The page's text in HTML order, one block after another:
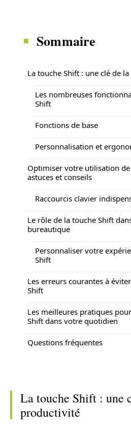
Sommaire
La touche Shift : une clé de
Les nombreuses
Shift
Fonctions de base
Personnalisation et
Optimiser votre utilisation
astuces et conseils
Raccourcis clavier
Le rôle de la touche Shift
bureautique
Personnaliser votre
Shift
Les erreurs courantes à
Shift
Les meilleures pratiques
Shift dans votre quotidien
Questions fréquentes
La touche Shift : une
productivité